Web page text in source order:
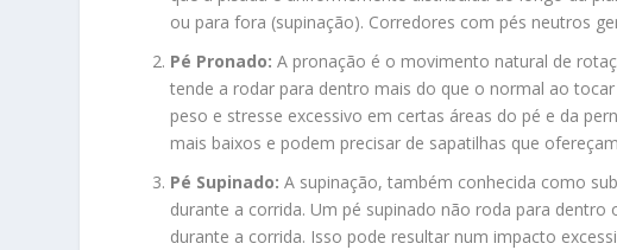
ou para fora (supinação). Corredores com pés neutros
Pé Pronado: A pronação é o movimento natural de
tende a rodar para dentro mais do que o normal ao
peso e stresse excessivo em certas áreas do pé e da
mais baixos e podem precisar de sapatilhas que
Pé Supinado: A supinação, também conhecida como
durante a corrida. Um pé supinado não roda para
durante a corrida. Isso pode resultar num impacto